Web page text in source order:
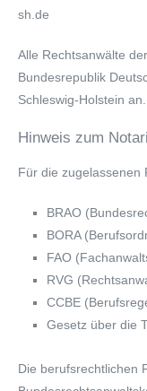
sh.de
Alle Rechtsanwälte
Bundesrepublik
Schleswig-Holstein an.
Hinweis zum
Für die zugelassenen
BRAO
BORA
FAO
RVG
CCBE
Gesetz über die
Die berufsrechtlichen